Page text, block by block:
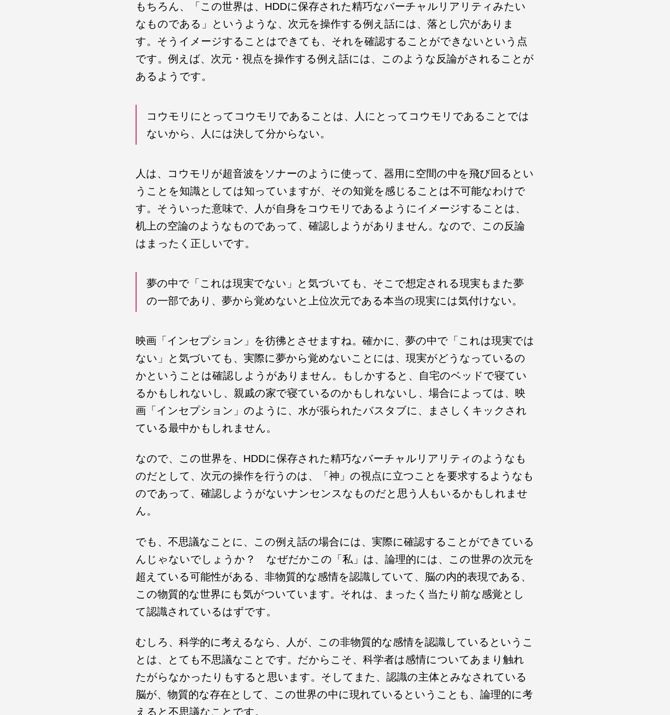
もちろん、「この世界は、HDDに保存された精巧なバーチャルリアリティみたい
なものである」というような、次元を操作する例え話には、落とし穴がありま
す。そうイメージすることはできても、それを確認することができないという点
です。例えば、次元・視点を操作する例え話には、このような反論がされることが
あるようです。
コウモリにとってコウモリであることは、人にとってコウモリであることでは
ないから、人には決して分からない。
人は、コウモリが超音波をソナーのように使って、器用に空間の中を飛び回るとい
うことを知識としては知っていますが、その知覚を感じることは不可能なわけで
す。そういった意味で、人が自身をコウモリであるようにイメージすることは、
机上の空論のようなものであって、確認しようがありません。なので、この反論
はまったく正しいです。
夢の中で「これは現実でない」と気づいても、そこで想定される現実もまた夢
の一部であり、夢から覚めないと上位次元である本当の現実には気付けない。
映画「インセプション」を彷彿とさせますね。確かに、夢の中で「これは現実では
ない」と気づいても、実際に夢から覚めないことには、現実がどうなっているの
かということは確認しようがありません。もしかすると、自宅のベッドで寝てい
るかもしれないし、親戚の家で寝ているのかもしれないし、場合によっては、映
画「インセプション」のように、水が張られたバスタブに、まさしくキックされ
ている最中かもしれません。
なので、この世界を、HDDに保存された精巧なバーチャルリアリティのようなも
のだとして、次元の操作を行うのは、「神」の視点に立つことを要求するようなも
のであって、確認しようがないナンセンスなものだと思う人もいるかもしれませ
ん。
でも、不思議なことに、この例え話の場合には、実際に確認することができている
んじゃないでしょうか？ なぜだかこの「私」は、論理的には、この世界の次元を
超えている可能性がある、非物質的な感情を認識していて、脳の内的表現である、
この物質的な世界にも気がついています。それは、まったく当たり前な感覚とし
て認識されているはずです。
むしろ、科学的に考えるなら、人が、この非物質的な感情を認識しているというこ
とは、とても不思議なことです。だからこそ、科学者は感情についてあまり触れ
たがらなかったりもすると思います。そしてまた、認識の主体とみなされている
脳が、物質的な存在として、この世界の中に現れているということも、論理的に考
えると不思議なことです。